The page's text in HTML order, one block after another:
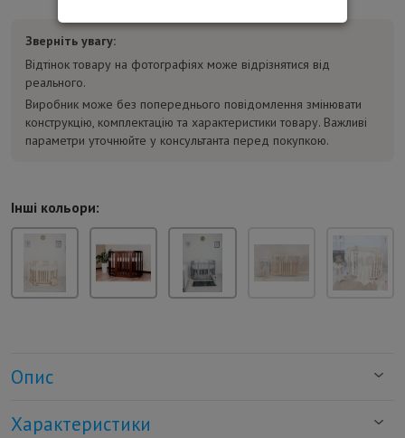
Зверніть увагу:
Відтінок товару на фотографіях може відрізнятися від
реального.
Виробник може без попереднього повідомлення змінювати
конструкцію, комплектацію та характеристики товару. Важливі
параметри уточнюйте у консультанта перед покупкою.
Інші кольори:
Опис
Характеристики